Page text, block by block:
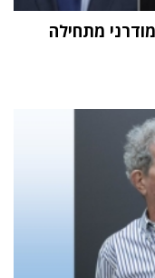
מתחילה